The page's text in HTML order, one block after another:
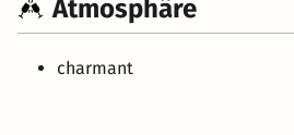
Atmosphäre
charmant